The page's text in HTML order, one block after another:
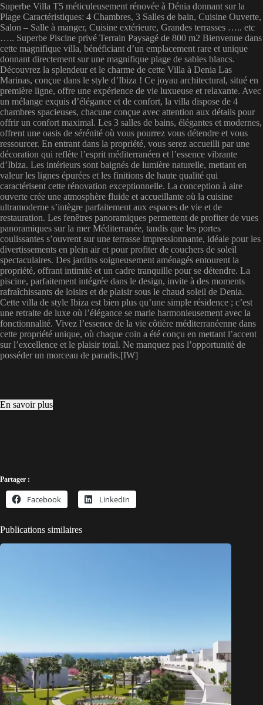
Superbe Villa T5 méticuleusement rénovée à Dénia donnant sur la
Plage Caractéristiques: 4 Chambres, 3 Salles de bain, Cuisine Ouverte,
Salon – Salle à manger, Cuisine extérieure, Grandes terrasses ….. etc
….. Superbe Piscine privé Terrain Paysagé de 800 m2 Bienvenue dans
cette magnifique villa, bénéficiant d’un emplacement rare et unique
donnant directement sur une magnifique plage de sables blancs.
Découvrez la splendeur et le charme de cette Villa à Denia Las
Marinas, conçue dans le style d’Ibiza ! Ce joyau architectural, situé en
première ligne, offre une expérience de vie luxueuse et relaxante. Avec
un mélange exquis d’élégance et de confort, la villa dispose de 4
chambres spacieuses, chacune conçue avec attention aux détails pour
offrir un confort maximal. Les 3 salles de bains, élégantes et modernes,
offrent une oasis de sérénité où vous pourrez vous détendre et vous
ressourcer. En entrant dans la propriété, vous serez accueilli par une
décoration qui reflète l’esprit méditerranéen et l’essence vibrante
d’Ibiza. Les intérieurs sont baignés de lumière naturelle, mettant en
valeur les lignes épurées et les finitions de haute qualité qui
caractérisent cette rénovation exceptionnelle. La conception à aire
ouverte crée une atmosphère fluide et accueillante où la cuisine
ultramoderne s’intègre parfaitement aux espaces de vie et de
restauration. Les fenêtres panoramiques permettent de profiter de vues
panoramiques sur la mer Méditerranée, tandis que les portes
coulissantes s’ouvrent sur une terrasse impressionnante, idéale pour les
divertissements en plein air et pour profiter de couchers de soleil
spectaculaires. Des jardins soigneusement aménagés entourent la
propriété, offrant intimité et un cadre tranquille pour se détendre. La
piscine, parfaitement intégrée dans le design, invite à des moments
rafraîchissants de loisirs et de plaisir sous le chaud soleil de Denia.
Cette villa de style Ibiza est bien plus qu’une simple résidence ; c’est
une retraite de luxe où l’élégance se marie harmonieusement avec la
fonctionnalité. Vivez l’essence de la vie côtière méditerranéenne dans
cette propriété unique, où chaque coin a été conçu en mettant l’accent
sur l’excellence et le plaisir total. Ne manquez pas l’opportunité de
posséder un morceau de paradis.[IW]
En savoir plus
Partager :
Facebook LinkedIn
Publications similaires